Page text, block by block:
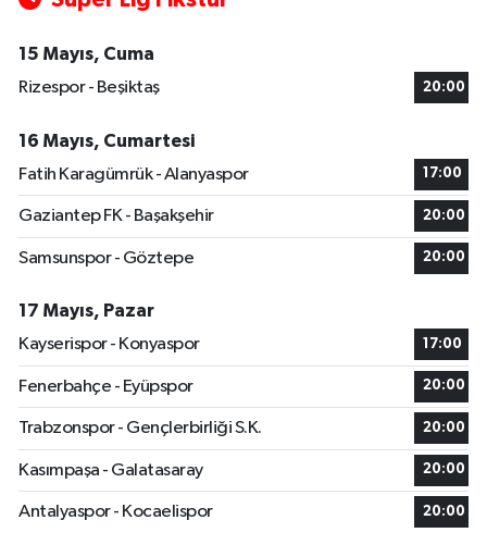
15 Mayıs, Cuma
Rizespor - Beşiktaş
20:00
16 Mayıs, Cumartesi
Fatih Karagümrük - Alanyaspor
17:00
Gaziantep FK - Başakşehir 20:00
Samsunspor - Göztepe 20:00
17 Mayıs, Pazar
Kayserispor - Konyaspor
17:00
Fenerbahçe - Eyüpspor 20:00
Trabzonspor - Gençlerbirliği S.K. 20:00
Kasımpaşa - Galatasaray 20:00
Antalyaspor - Kocaelispor 20:00